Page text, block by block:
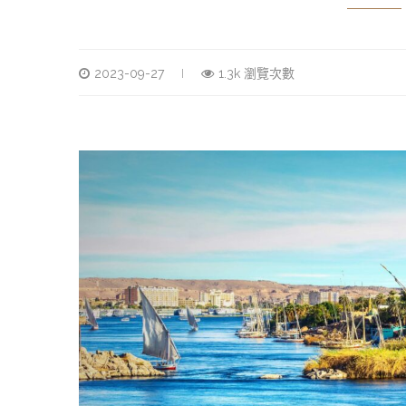
2023-09-27 1.3k 瀏覽次數